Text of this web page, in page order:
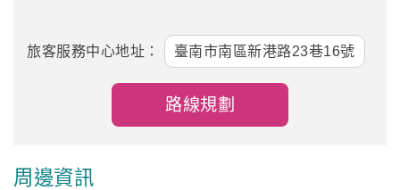
旅客服務中心地址： 臺南市南區新港路23巷16號
路線規劃
周邊資訊